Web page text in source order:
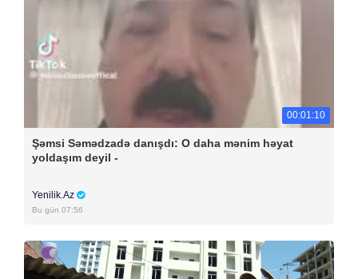
00:01:10
Şəmsi Səmədzadə danışdı: O daha mənim həyat
yoldaşım deyil -
Yenilik.Az
Bu gün 07:56